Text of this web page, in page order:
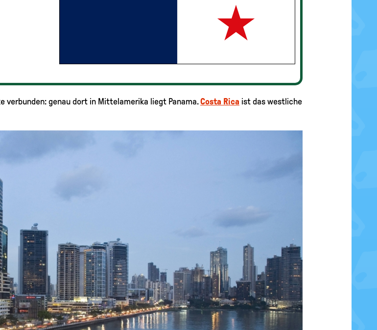
verbunden: genau dort in Mittelamerika liegt Panama.Costa Rica ist das westliche